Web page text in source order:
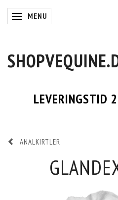
SKIFTE NAVIGATION
MENU
LEVERINGSTID
ANALKIRTLER